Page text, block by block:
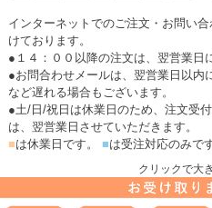
インターネットでのご注文・お問い
けております。
●１４：００以降の注文は、翌営業日
●お問合わせメールは、翌営業日以内
など遅れる場合もございます。
●土/日/祝日は休業日のため、注文受
は、翌営業日させていただきます。
■は休業日です。 ■は受注対応のみです
クリックで大